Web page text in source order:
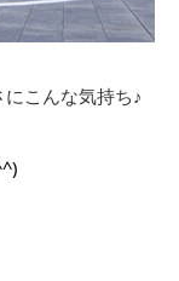
こんな気持ち♪